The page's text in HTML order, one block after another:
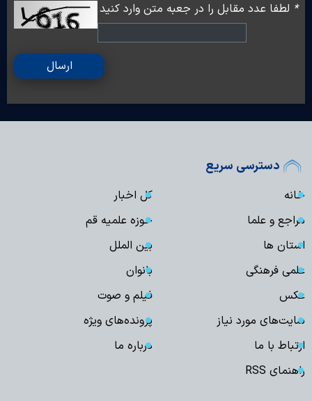
* لطفا عدد مقابل را در جعبه متن وارد کنید
ارسال
دسترسی سریع
خانه
کل اخبار
مراجع و علما
حوزه علمیه قم
استان ها
بین الملل
علمی فرهنگی
بانوان
عکس
فیلم و صوت
سایت‌های مورد نیاز
پرونده‌های ویژه
ارتباط با ما
درباره ما
راهنمای RSS